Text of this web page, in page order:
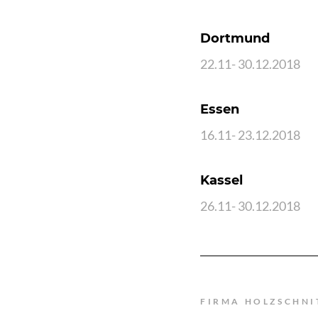
Dortmund
22.11- 30.12.2018
Essen
16.11- 23.12.2018
Kassel
26.11- 30.12.2018
FIRMA